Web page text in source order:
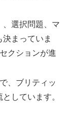
、選択問題、マ
まっていま
クションが進
、ブリティッ
しています。